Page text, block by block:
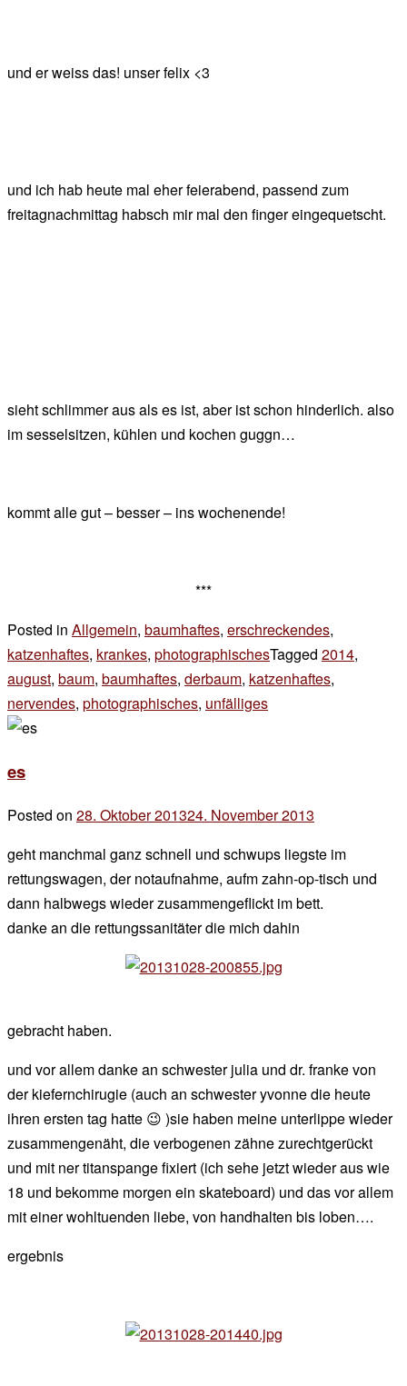
und er weiss das! unser felix <3
und ich hab heute mal eher feierabend, passend zum
freitagnachmittag habsch mir mal den finger eingequetscht.
sieht schlimmer aus als es ist, aber ist schon hinderlich. also
im sesselsitzen, kühlen und kochen guggn…
kommt alle gut – besser – ins wochenende!
***
Posted in Allgemein, baumhaftes, erschreckendes,
katzenhaftes, krankes, photographischesTagged 2014,
august, baum, baumhaftes, derbaum, katzenhaftes,
nervendes, photographisches, unfälliges
es
Posted on 28. Oktober 201324. November 2013
chef
geht manchmal ganz schnell und schwups liegste im
rettungswagen, der notaufnahme, aufm zahn-op-tisch und
dann halbwegs wieder zusammengeflickt im bett.
danke an die rettungssanitäter die mich dahin
gebracht haben.
und vor allem danke an schwester julia und dr. franke von
der kiefernchirugie (auch an schwester yvonne die heute
ihren ersten tag hatte 😉 )sie haben meine unterlippe wieder
zusammengenäht, die verbogenen zähne zurechtgerückt
und mit ner titanspange fixiert (ich sehe jetzt wieder aus wie
18 und bekomme morgen ein skateboard) und das vor allem
mit einer wohltuenden liebe, von handhalten bis loben….
ergebnis